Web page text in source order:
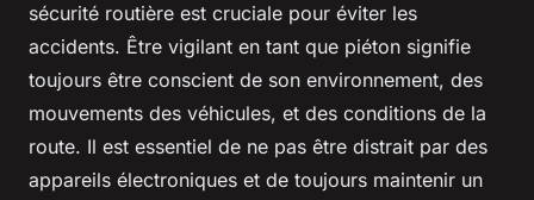
sécurité routière est cruciale pour éviter les
accidents. Être vigilant en tant que piéton signifie
toujours être conscient de son environnement, des
mouvements des véhicules, et des conditions de la
route. Il est essentiel de ne pas être distrait par des
appareils électroniques et de toujours maintenir un